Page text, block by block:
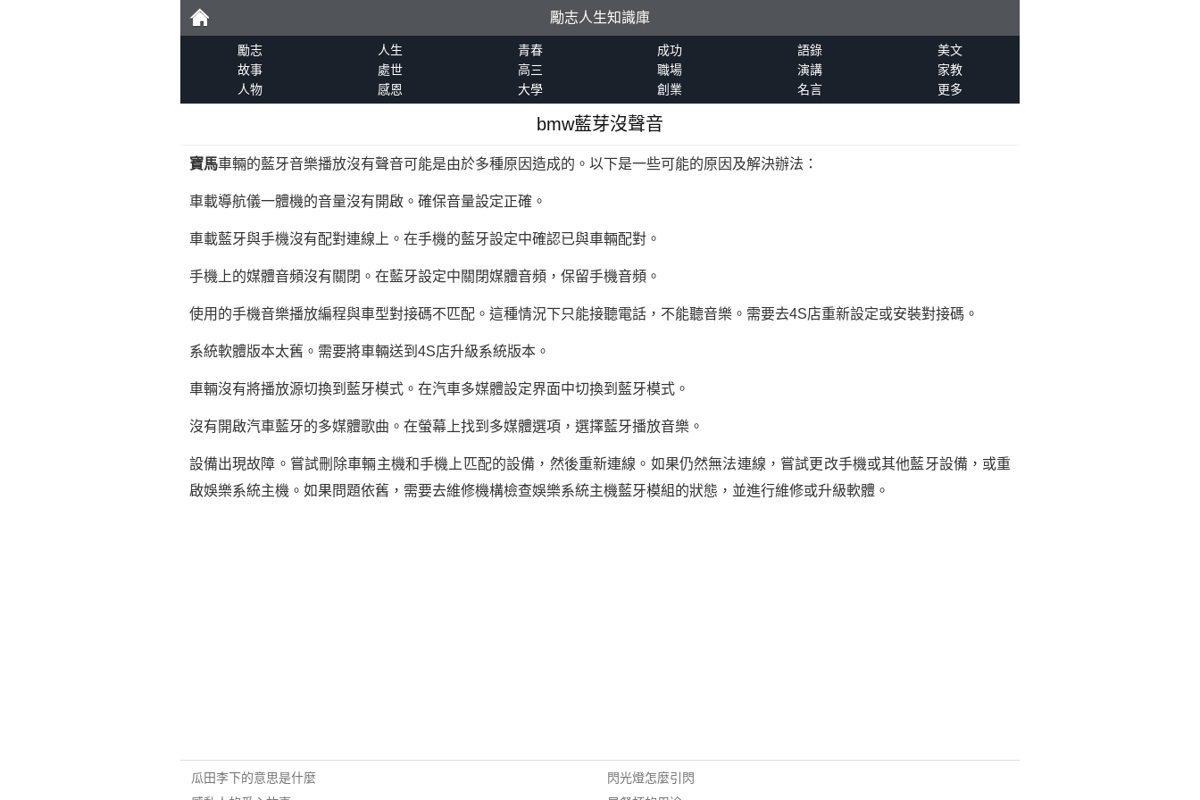
勵
勵志人生知識庫
勵志 人生 青春 成功 語錄
美文
故事
處世 高三 職場 演講
家教
人物
感恩 大學 創業 名言 更多
bmw藍芽沒聲音
寶馬車輛的藍牙音樂播放沒有聲音可能是由於多種原因造成的。以下是一些可能的原因及解決辦法：
車載導航儀一體機的音量沒有開啟。確保音量設定正確。
車載藍牙與手機沒有配對連線上。在手機的藍牙設定中確認已與車輛配對。
手機上的媒體音頻沒有關閉。在藍牙設定中關閉媒體音頻，保留手機音頻。
使用的手機音樂播放編程與車型對接碼不匹配。這種情況下只能接聽電話，不能聽音樂。需要去4S店重新設定或安裝對接碼。
系統軟體版本太舊。需要將車輛送到4S店升級系統版本。
車輛沒有將播放源切換到藍牙模式。在汽車多媒體設定界面中切換到藍牙模式。
沒有開啟汽車藍牙的多媒體歌曲。在螢幕上找到多媒體選項，選擇藍牙播放音樂。
設備出現故障。嘗試刪除車輛主機和手機上匹配的設備，然後重新連線。如果仍然無法連線，嘗試更改手機或其他藍牙設備，或重
啟娛樂系統主機。如果問題依舊，需要去維修機構檢查娛樂系統主機藍牙模組的狀態，並進行維修或升級軟體。
瓜田李下的意思是什麼
閃光燈怎麼引閃